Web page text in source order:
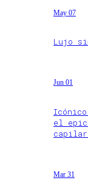
May 07
Lujo
Jun 01
el
capilar
Mar 31